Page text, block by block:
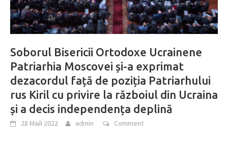
Soborul Bisericii Ortodoxe Ucrainene
Patriarhia Moscovei și-a exprimat
dezacordul față de poziția Patriarhului
rus Kiril cu privire la războiul din Ucraina
și a decis independența deplină
28 Май 2022 admin Comment